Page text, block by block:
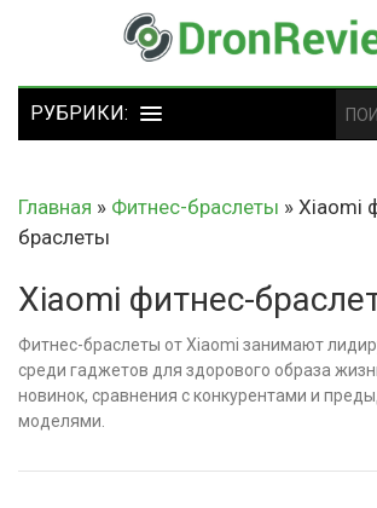
Главная » Фитнес-браслеты » Xiaomi
браслеты
Xiaomi фитнес-
Фитнес-браслеты от Xiaomi занимают
среди гаджетов для здорового образа
новинок, сравнения с конкурентами и
моделями.